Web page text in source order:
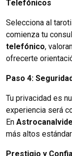
Telefónicos
Selecciona al
comienza tu
telefónico,
ofrecerte
Paso 4:
Tu privacidad es
experiencia será
En
más altos
Prestigio y